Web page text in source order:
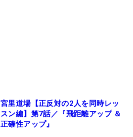
宮里道場【正反対の2人を同時レッ
スン編】第7話／『飛距離アップ ＆
正確性アップ』